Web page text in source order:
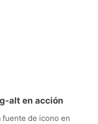
alt en acción
de icono en